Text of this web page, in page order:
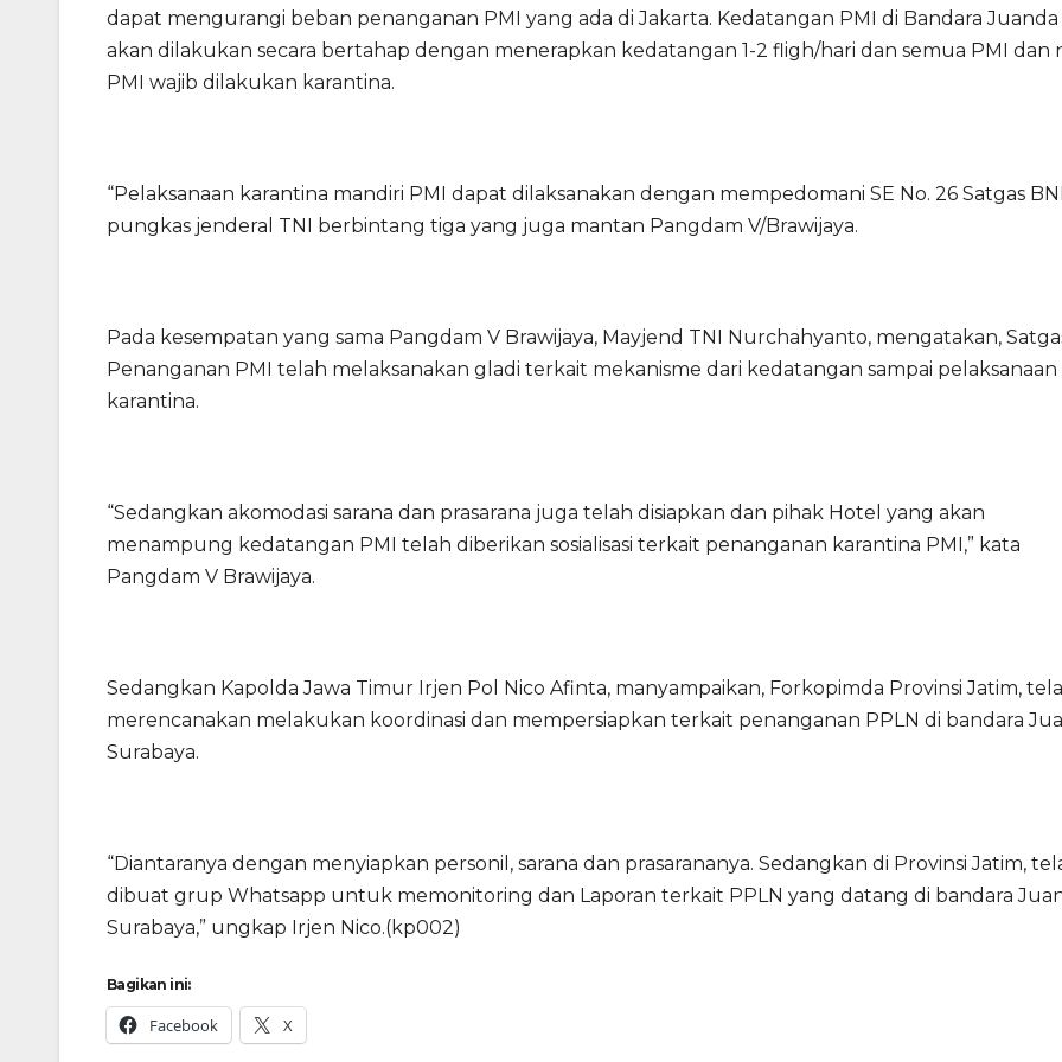
dapat mengurangi beban penanganan PMI yang ada di Jakarta. Kedatangan PMI di Bandara Juanda
akan dilakukan secara bertahap dengan menerapkan kedatangan 1-2 fligh/hari dan semua PMI dan
PMI wajib dilakukan karantina.
“Pelaksanaan karantina mandiri PMI dapat dilaksanakan dengan mempedomani SE No. 26 Satgas
pungkas jenderal TNI berbintang tiga yang juga mantan Pangdam V/Brawijaya.
Pada kesempatan yang sama Pangdam V Brawijaya, Mayjend TNI Nurchahyanto, mengatakan,
Penanganan PMI telah melaksanakan gladi terkait mekanisme dari kedatangan sampai pelaksanaan
karantina.
“Sedangkan akomodasi sarana dan prasarana juga telah disiapkan dan pihak Hotel yang akan
menampung kedatangan PMI telah diberikan sosialisasi terkait penanganan karantina PMI,” kata
Pangdam V Brawijaya.
Sedangkan Kapolda Jawa Timur Irjen Pol Nico Afinta, manyampaikan, Forkopimda Provinsi Jatim,
merencanakan melakukan koordinasi dan mempersiapkan terkait penanganan PPLN di bandara
Surabaya.
“Diantaranya dengan menyiapkan personil, sarana dan prasarananya. Sedangkan di Provinsi Jatim,
dibuat grup Whatsapp untuk memonitoring dan Laporan terkait PPLN yang datang di bandara
Surabaya,” ungkap Irjen Nico.(kp002)
Bagikan ini:
Facebook X